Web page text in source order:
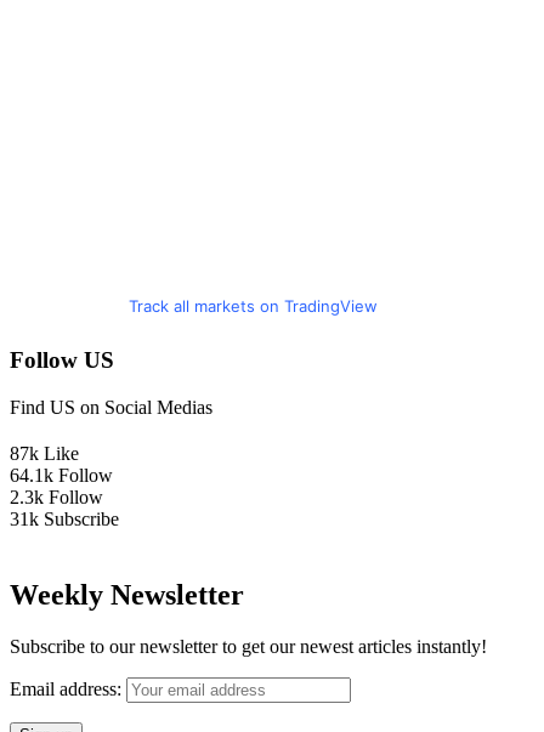
Track all markets on TradingView
Follow US
Find US on Social Medias
87k Like
64.1k Follow
2.3k Follow
31k Subscribe
Weekly Newsletter
Subscribe to our newsletter to get our newest articles instantly!
Email address: